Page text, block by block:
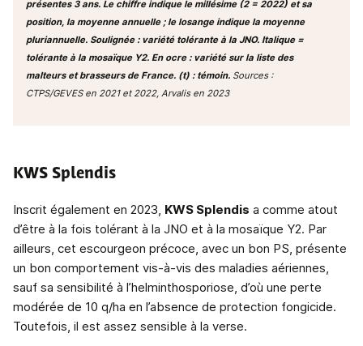
présentes 3 ans. Le chiffre indique le millésime (2 = 2022) et sa
position, la moyenne annuelle ; le losange indique la moyenne
pluriannuelle. Soulignée : variété tolérante à la JNO. Italique =
tolérante à la mosaïque Y2. En ocre : variété sur la liste des
malteurs et brasseurs de France. (t) : témoin. Sources :
CTPS/GEVES en 2021 et 2022, Arvalis en 2023
KWS Splendis
Inscrit également en 2023, KWS Splendis a comme atout
d’être à la fois tolérant à la JNO et à la mosaïque Y2. Par
ailleurs, cet escourgeon précoce, avec un bon PS, présente
un bon comportement vis-à-vis des maladies aériennes,
sauf sa sensibilité à l’helminthosporiose, d’où une perte
modérée de 10 q/ha en l’absence de protection fongicide.
Toutefois, il est assez sensible à la verse.